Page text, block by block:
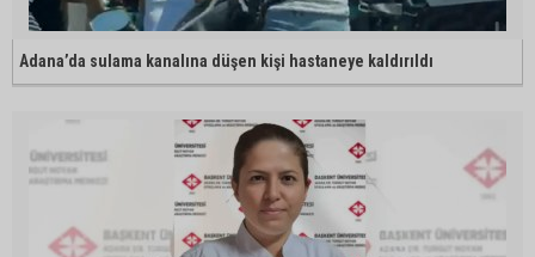
Adana’da sulama kanalına düşen kişi hastaneye kaldırıldı